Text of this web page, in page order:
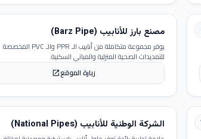
مصنع بارز للأنابيب (Barz Pipe)
يوفر مجموعة متكاملة من أنابيب الـ PPR والـ PVC المخصصة
للتمديدات الصحية المنزلية والمباني السكنية.
زيارة الموقعopen_in_new
الشركة الوطنية للأنابيب (National Pipes)